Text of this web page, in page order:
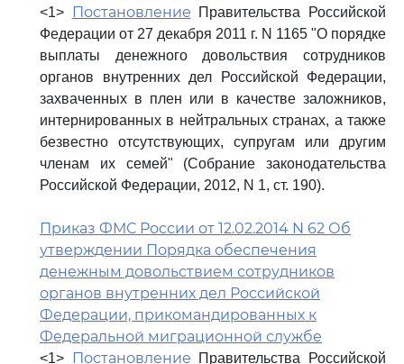
<1> Постановление Правительства Российской
Федерации от 27 декабря 2011 г. N 1165 "О порядке
выплаты денежного довольствия сотрудников
органов внутренних дел Российской Федерации,
захваченных в плен или в качестве заложников,
интернированных в нейтральных странах, а также
безвестно отсутствующих, супругам или другим
членам их семей" (Собрание законодательства
Российской Федерации, 2012, N 1, ст. 190).
Приказ ФМС России от 12.02.2014 N 62 Об
утверждении Порядка обеспечения
денежным довольствием сотрудников
органов внутренних дел Российской
Федерации, прикомандированных к
Федеральной миграционной службе
<1> Постановление Правительства Российской